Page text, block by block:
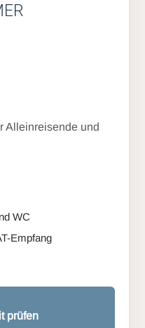
Alleinreisende und
WC
Empfang
prüfen